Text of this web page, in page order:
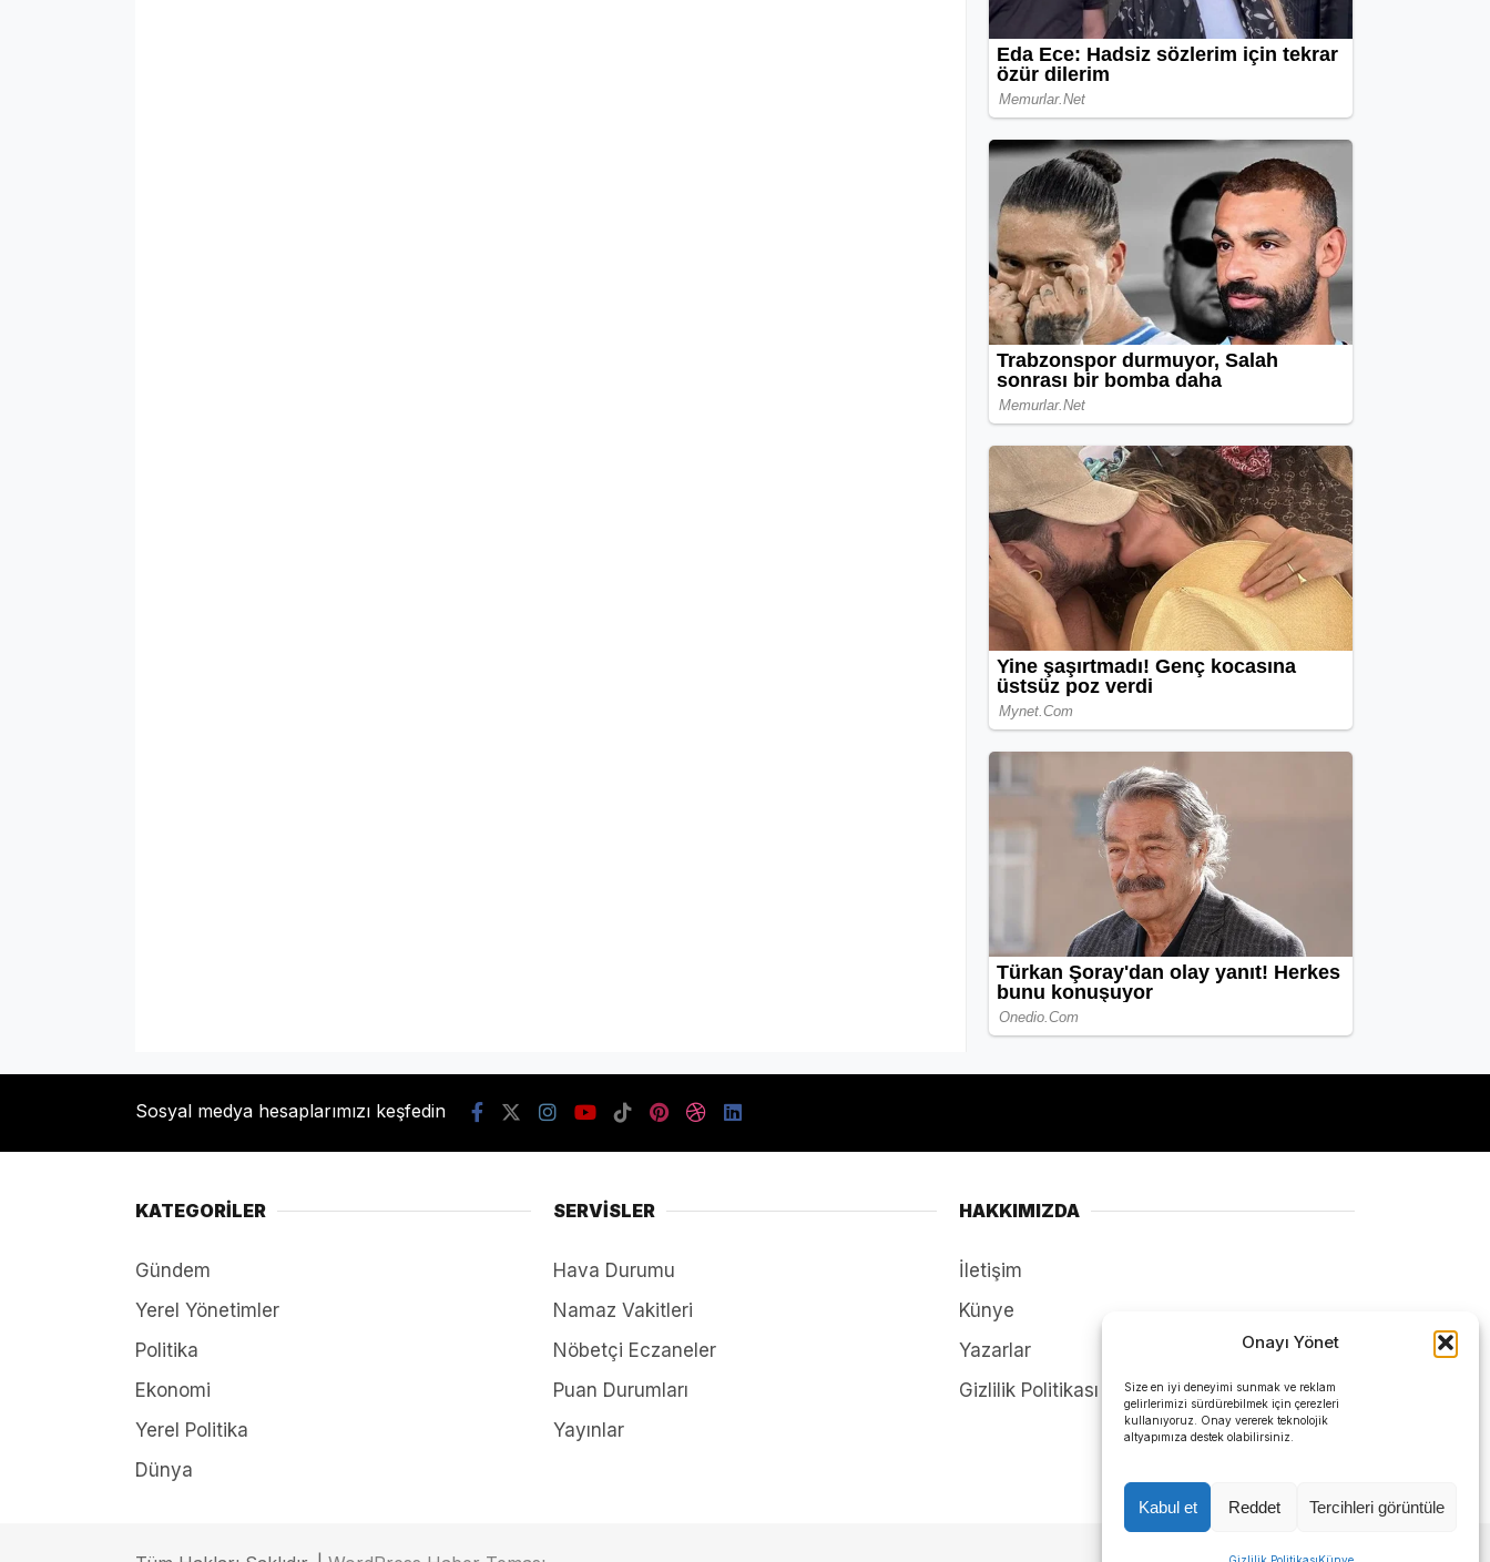
Onayı Yönet
Size en iyi deneyimi sunmak ve reklam
gelirlerimizi sürdürebilmek için çerezleri
kullanıyoruz. Onay vererek teknolojik
altyapımıza destek olabilirsiniz.
Kabul et Reddet Tercihleri görüntüle
Sosyal medya hesaplarımızı keşfedin
KATEGORİLER
Gündem
Yerel Yönetimler
Politika
Ekonomi
Yerel Politika
Dünya
SERVİSLER
Hava Durumu
Namaz Vakitleri
Nöbetçi Eczaneler
Puan Durumları
Yayınlar
HAKKIMIZDA
İletişim
Künye
Yazarlar
Gizlilik Politikası